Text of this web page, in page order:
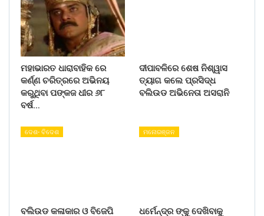
ମହାଭାରତ ଧାରାବାହିକ ରେ
କର୍ଣ୍ଣ ଚରିତ୍ରରେ ଅଭିନୟ
କରୁଥିବା ପଙ୍କଜ ଧୀର ୬୮
ବର୍ଷ…
ଦୀପାବଳିରେ ଶେଷ ନିଶ୍ୱାସ
ତ୍ୟାଗ କଲେ ପ୍ରସିଦ୍ଧ
ବଲିଉଡ ଅଭିନେତା ଅସରାନି
ଦେଶ- ବିଦେଶ
ବଲିଉଡ କଳାକାର ଓ ବିଜେପି
ମନୋରଞ୍ଜନ
ଧର୍ମେନ୍ଦ୍ର ଙ୍କୁ ଦେଖିବାକୁ